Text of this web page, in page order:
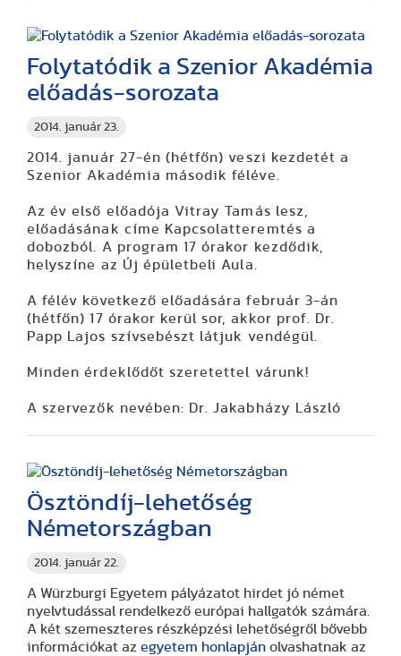
2014. január 23.
Folytatódik a Szenior Akadémia
előadás-sorozata
2014. január 27-én (hétfőn) veszi kezdetét a
Szenior Akadémia második féléve.
Az év első előadója Vitray Tamás lesz,
előadásának címe Kapcsolatteremtés a
dobozból. A program 17 órakor kezdődik,
helyszíne az Új épületbeli Aula.
A félév következő előadására február 3-án
(hétfőn) 17 órakor kerül sor, akkor prof. Dr.
Papp Lajos szívsebészt látjuk vendégül.
Minden érdeklődőt szeretettel várunk!
A szervezők nevében: Dr. Jakabházy László
2014. január 22.
Ösztöndíj-lehetőség
Németországban
A Würzburgi Egyetem pályázatot hirdet jó német
nyelvtudással rendelkező európai hallgatók számára.
A két szemeszteres részképzési lehetőségről bővebb
információkat az egyetem honlapján olvashatnak az